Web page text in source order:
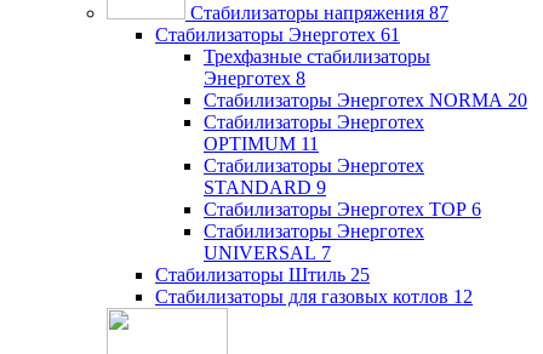
Стабилизаторы напряжения 87
Стабилизаторы Энерготех 61
Трехфазные стабилизаторы
Энерготех 8
Стабилизаторы Энерготех NORMA 20
Стабилизаторы Энерготех
OPTIMUM 11
Стабилизаторы Энерготех
STANDARD 9
Стабилизаторы Энерготех TOP 6
Стабилизаторы Энерготех
UNIVERSAL 7
Стабилизаторы Штиль 25
Стабилизаторы для газовых котлов 12